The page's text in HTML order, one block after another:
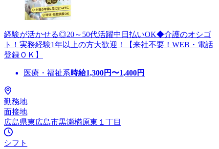
経験が活かせる◎20～50代活躍中日払いOK◆介護のオシゴ
ト！実務経験1年以上の方大歓迎！【来社不要！WEB・電話
登録ＯＫ】
医療・福祉系時給1,300円〜1,400円
勤務地
面接地
広島県東広島市黒瀬楢原東１丁目
シフト